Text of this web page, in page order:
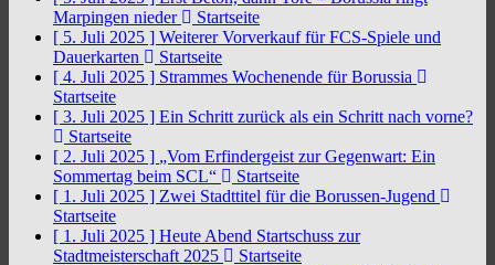
Marpingen nieder
Startseite
[ 5. Juli 2025 ] Weiterer Vorverkauf für FCS-Spiele und
Dauerkarten
Startseite
[ 4. Juli 2025 ] Strammes Wochenende für Borussia
Startseite
[ 3. Juli 2025 ] Ein Schritt zurück als ein Schritt nach vorne?
Startseite
[ 2. Juli 2025 ] „Vom Erfindergeist zur Gegenwart: Ein
Sommertag beim SCL“
Startseite
[ 1. Juli 2025 ] Zwei Stadttitel für die Borussen-Jugend
Startseite
[ 1. Juli 2025 ] Heute Abend Startschuss zur
Stadtmeisterschaft 2025
Startseite